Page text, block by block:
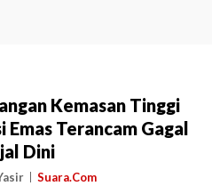
Kemasan Tinggi
Emas Terancam Gagal
Dini
Suara.Com